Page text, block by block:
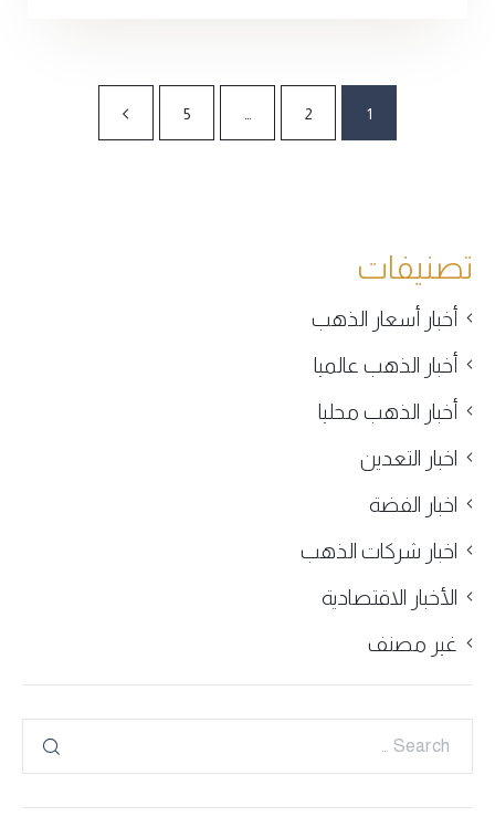
1
2
…
5
تصنيفات
أخبار أسعار الذهب
أخبار الذهب عالميا
أخبار الذهب محليا
اخبار التعدين
اخبار الفضة
اخبار شركات الذهب
الأخبار الاقتصادية
غير مصنف